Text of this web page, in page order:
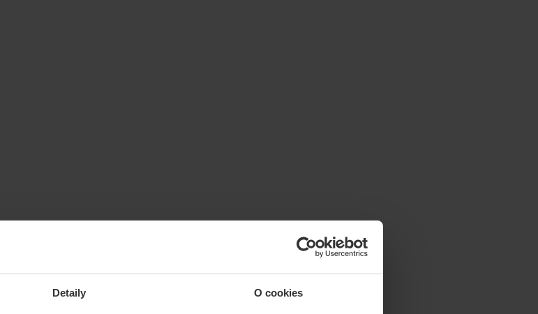
Detaily O cookies